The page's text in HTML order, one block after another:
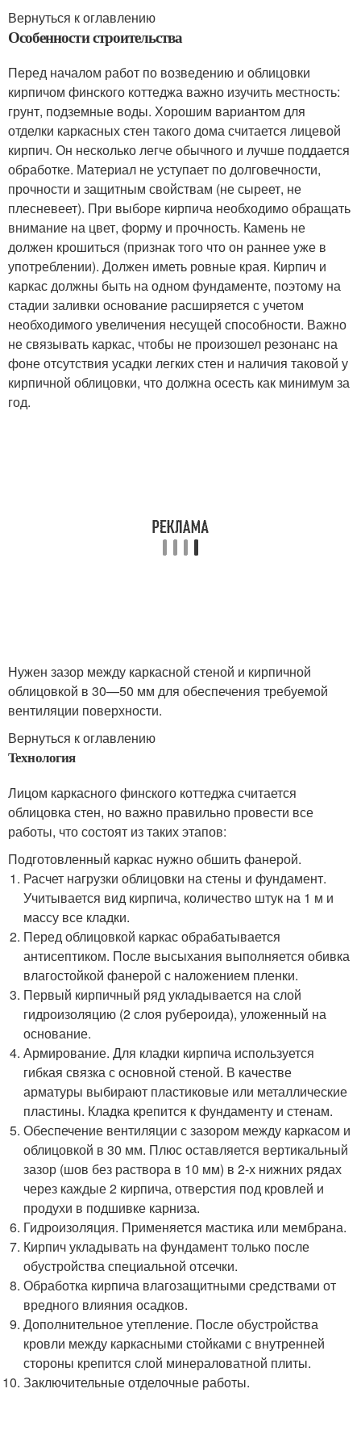
Вернуться к оглавлению
Особенности строительства
Перед началом работ по возведению и облицовки
кирпичом финского коттеджа важно изучить местность:
грунт, подземные воды. Хорошим вариантом для
отделки каркасных стен такого дома считается лицевой
кирпич. Он несколько легче обычного и лучше поддается
обработке. Материал не уступает по долговечности,
прочности и защитным свойствам (не сыреет, не
плесневеет). При выборе кирпича необходимо обращать
внимание на цвет, форму и прочность. Камень не
должен крошиться (признак того что он раннее уже в
употреблении). Должен иметь ровные края. Кирпич и
каркас должны быть на одном фундаменте, поэтому на
стадии заливки основание расширяется с учетом
необходимого увеличения несущей способности. Важно
не связывать каркас, чтобы не произошел резонанс на
фоне отсутствия усадки легких стен и наличия таковой у
кирпичной облицовки, что должна осесть как минимум за
год.
Нужен зазор между каркасной стеной и кирпичной
облицовкой в 30—50 мм для обеспечения требуемой
вентиляции поверхности.
Вернуться к оглавлению
Технология
Лицом каркасного финского коттеджа считается
облицовка стен, но важно правильно провести все
работы, что состоят из таких этапов:
Подготовленный каркас нужно обшить фанерой.
Расчет нагрузки облицовки на стены и фундамент.
Учитывается вид кирпича, количество штук на 1 м и
массу все кладки.
Перед облицовкой каркас обрабатывается
антисептиком. После высыхания выполняется обивка
влагостойкой фанерой с наложением пленки.
Первый кирпичный ряд укладывается на слой
гидроизоляцию (2 слоя рубероида), уложенный на
основание.
Армирование. Для кладки кирпича используется
гибкая связка с основной стеной. В качестве
арматуры выбирают пластиковые или металлические
пластины. Кладка крепится к фундаменту и стенам.
Обеспечение вентиляции с зазором между каркасом и
облицовкой в 30 мм. Плюс оставляется вертикальный
зазор (шов без раствора в 10 мм) в 2-х нижних рядах
через каждые 2 кирпича, отверстия под кровлей и
продухи в подшивке карниза.
Гидроизоляция. Применяется мастика или мембрана.
Кирпич укладывать на фундамент только после
обустройства специальной отсечки.
Обработка кирпича влагозащитными средствами от
вредного влияния осадков.
Дополнительное утепление. После обустройства
кровли между каркасными стойками с внутренней
стороны крепится слой минераловатной плиты.
Заключительные отделочные работы.